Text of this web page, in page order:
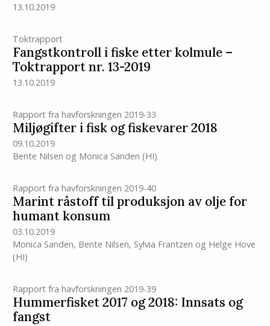
13.10.2019
Toktrapport
Fangstkontroll i fiske etter kolmule –
Toktrapport nr. 13-2019
13.10.2019
Rapport fra havforskningen 2019-33
Miljøgifter i fisk og fiskevarer 2018
09.10.2019
Bente Nilsen og Monica Sanden (HI)
Rapport fra havforskningen 2019-40
Marint råstoff til produksjon av olje for
humant konsum
03.10.2019
Monica Sanden, Bente Nilsen, Sylvia Frantzen og Helge Hove
(HI)
Rapport fra havforskningen 2019-39
Hummerfisket 2017 og 2018: Innsats og
fangst